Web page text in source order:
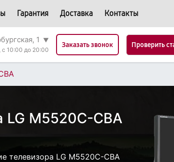
Гарантия Доставка Контакты
1
▼
с 10:00 до 20:00
Заказать звонок Проверить
LG M5520C-CBA
телевизора LG M5520C-CBA